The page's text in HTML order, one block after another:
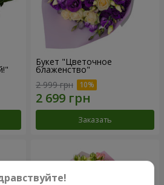
Букет "Цветочное
блаженство"
2 999 грн
Заказать